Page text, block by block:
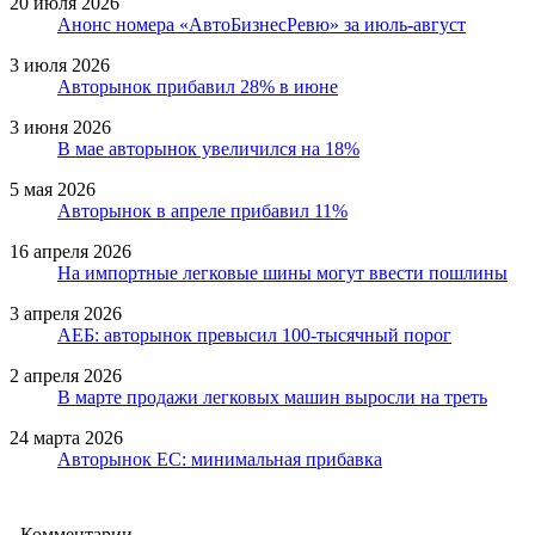
Анонс номера «АвтоБизнесРевю» за июль-август
3 июля 2026
Авторынок прибавил 28% в июне
3 июня 2026
В мае авторынок увеличился на 18%
5 мая 2026
Авторынок в апреле прибавил 11%
16 апреля 2026
На импортные легковые шины могут ввести пошлины
3 апреля 2026
АЕБ: авторынок превысил 100-тысячный порог
2 апреля 2026
В марте продажи легковых машин выросли на треть
24 марта 2026
Авторынок ЕС: минимальная прибавка